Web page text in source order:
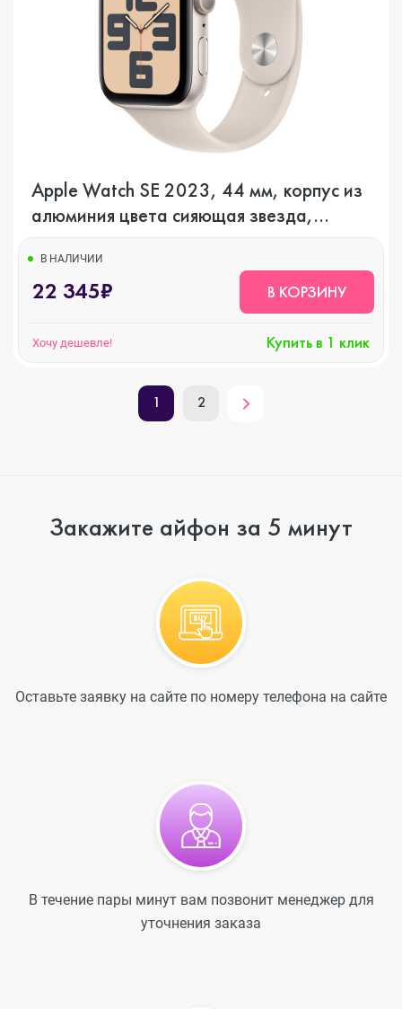
Apple Watch SE 2023, 44 мм, корпус из
алюминия цвета сияющая звезда,
звезда, GPS
В НАЛИЧИИ
22 345₽ В КОРЗИНУ
Хочу дешевле! Купить в 1 клик
1 2
Закажите айфон за 5 минут
Оставьте заявку на сайте по номеру телефона на сайте
В течение пары минут вам позвонит менеджер для
уточнения заказа